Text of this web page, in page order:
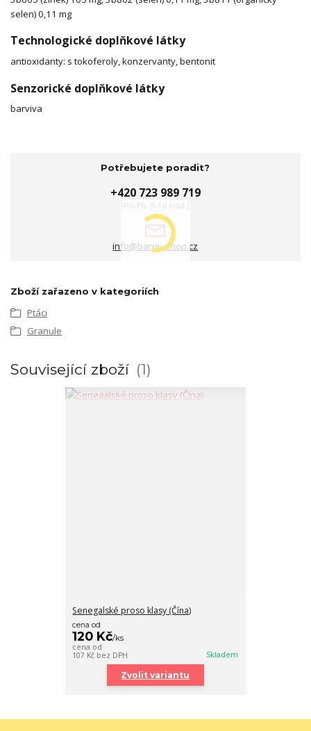
selen) 0,11 mg
Technologické doplňkové látky
antioxidanty: s tokoferoly, konzervanty, bentonit
Senzorické doplňkové látky
barviva
Potřebujete poradit?
+420 723 989 719
(Po-Pá, 9-16 hod.)
info@barny-shop.cz
Zboží zařazeno v kategoriích
Ptáci
Granule
Související zboží 1
Senegalské proso klasy (Čína)
cena od
120 Kč/ks
cena od
107 Kč bez DPH Skladem
Zvolit variantu